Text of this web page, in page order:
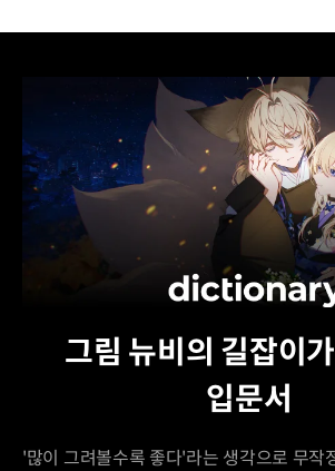
그림 뉴비의 길잡이
입문서
'많이 그려볼수록 좋다'라는 생각으로 무작